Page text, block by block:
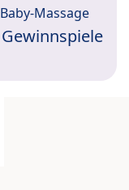
Baby-Massage
Gewinnspiele